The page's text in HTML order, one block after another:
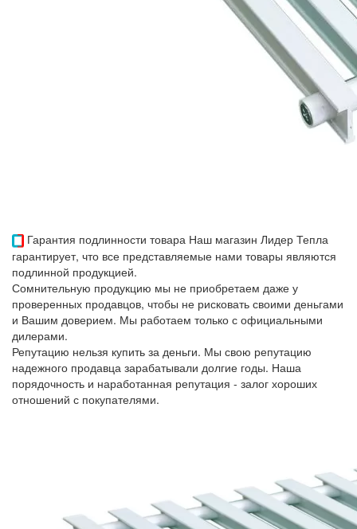
Гарантия подлинности товара Наш магазин Лидер Тепла
гарантирует, что все представляемые нами товары являются
подлинной продукцией.
Сомнительную продукцию мы не приобретаем даже у
проверенных продавцов, чтобы не рисковать своими деньгами
и Вашим доверием. Мы работаем только с официальными
дилерами.
Репутацию нельзя купить за деньги. Мы свою репутацию
надежного продавца зарабатывали долгие годы. Наша
порядочность и наработанная репутация - залог хороших
отношений с покупателями.